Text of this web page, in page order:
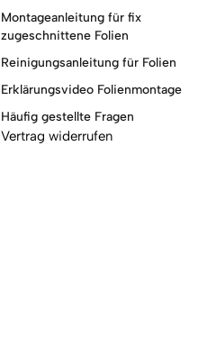
Montageanleitung für fix
zugeschnittene Folien
Reinigungsanleitung für Folien
Erklärungsvideo Folienmontage
Häufig gestellte Fragen
Vertrag widerrufen